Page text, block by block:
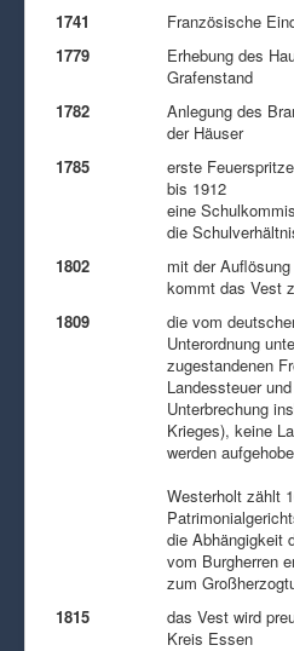
1741
Französische
1779
Erhebung des
Grafenstand
1782
Anlegung des
der Häuser
1785
erste
bis 1912
eine
die
1802
mit der
kommt das Vest
1809
die vom
Unterordnung
zugestandenen
Landessteuer
Unterbrechung
Krieges), keine
werden
Westerholt zählt
die Abhängigkeit
vom Burgherren
zum
1815
das Vest wird
Kreis Essen